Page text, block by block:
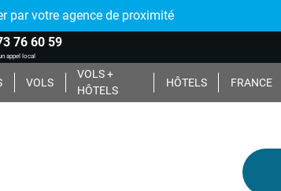
par votre agence de proximité
76 60 59
appel local
VOLS
VOLS +
HÔTELS
HÔTELS FRANCE